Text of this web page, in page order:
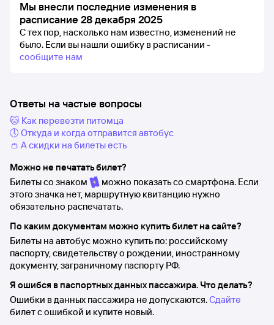
Мы внесли последние изменения в
расписание 28 декабря 2025
С тех пор, насколько нам известно, изменений не
было. Если вы нашли ошибку в расписании -
сообщите нам
Ответы на частые вопросы
🐱 Как перевезти питомца
🕔 Откуда и когда отправится автобус
👛 А скидки на билеты есть
Можно не печатать билет?
Билеты со знаком
можно показать со смартфона. Если
этого значка нет, маршрутную квитанцию нужно
обязательно распечатать.
По каким документам можно купить билет на сайте?
Билеты на автобус можно купить по: российскому
паспорту, свидетельству о рождении, иностранному
документу, заграничному паспорту РФ.
Я ошибся в паспортных данных пассажира. Что делать?
Ошибки в данных пассажира не допускаются.Сдайте
билет с ошибкой и купите новый.